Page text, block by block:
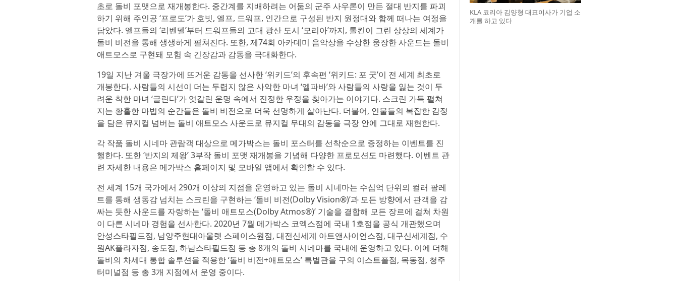
초로 돌비 포맷으로 재개봉한다. 중간계를 지배하려는 어둠의 군주 사우론이 만든 절대 반지를 파괴
하기 위해 주인공 ‘프로도’가 호빗, 엘프, 드워프, 인간으로 구성된 반지 원정대와 함께 떠나는 여정을
담았다. 엘프들의 ‘리벤델’부터 드워프들의 고대 광산 도시 ‘모리아’까지, 톨킨이 그린 상상의 세계가
돌비 비전을 통해 생생하게 펼쳐진다. 또한, 제74회 아카데미 음악상을 수상한 웅장한 사운드는 돌비
애트모스로 구현돼 모험 속 긴장감과 감동을 극대화한다.
19일 지난 겨울 극장가에 뜨거운 감동을 선사한 ‘위키드’의 후속편 ‘위키드: 포 굿’이 전 세계 최초로
개봉한다. 사람들의 시선이 더는 두렵지 않은 사악한 마녀 ‘엘파바’와 사람들의 사랑을 잃는 것이 두
려운 착한 마녀 ‘글린다’가 엇갈린 운명 속에서 진정한 우정을 찾아가는 이야기다. 스크린 가득 펼쳐
지는 황홀한 마법의 순간들은 돌비 비전으로 더욱 선명하게 살아난다. 더불어, 인물들의 복잡한 감정
을 담은 뮤지컬 넘버는 돌비 애트모스 사운드로 뮤지컬 무대의 감동을 극장 안에 그대로 재현한다.
각 작품 돌비 시네마 관람객 대상으로 메가박스는 돌비 포스터를 선착순으로 증정하는 이벤트를 진
행한다. 또한 ‘반지의 제왕’ 3부작 돌비 포맷 재개봉을 기념해 다양한 프로모션도 마련했다. 이벤트 관
련 자세한 내용은 메가박스 홈페이지 및 모바일 앱에서 확인할 수 있다.
전 세계 15개 국가에서 290개 이상의 지점을 운영하고 있는 돌비 시네마는 수십억 단위의 컬러 팔레
트를 통해 생동감 넘치는 스크린을 구현하는 ‘돌비 비전(Dolby Vision®)’과 모든 방향에서 관객을 감
싸는 듯한 사운드를 자랑하는 ‘돌비 애트모스(Dolby Atmos®)’ 기술을 결합해 모든 장르에 걸쳐 차원
이 다른 시네마 경험을 선사한다. 2020년 7월 메가박스 코엑스점에 국내 1호점을 공식 개관했으며
안성스타필드점, 남양주현대아울렛 스페이스원점, 대전신세계 아트앤사이언스점, 대구신세계점, 수
원AK플라자점, 송도점, 하남스타필드점 등 총 8개의 돌비 시네마를 국내에 운영하고 있다. 이에 더해
돌비의 차세대 통합 솔루션을 적용한 ‘돌비 비전+애트모스’ 특별관을 구의 이스트폴점, 목동점, 청주
터미널점 등 총 3개 지점에서 운영 중이다.
KLA 코리아 김양형 대표이사가 기업 소
개를 하고 있다